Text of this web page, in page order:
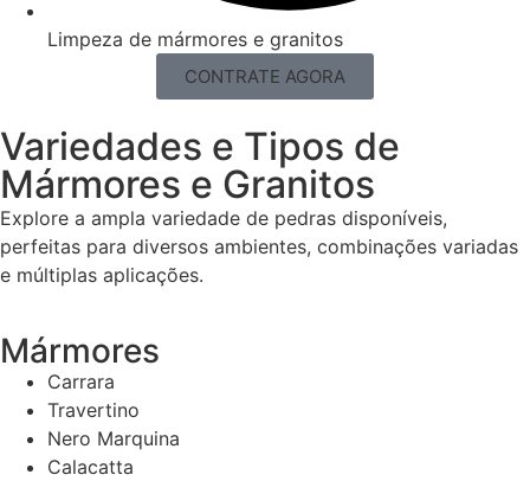
Limpeza de mármores e granitos
CONTRATE AGORA
Variedades e Tipos de
Mármores e Granitos
Explore a ampla variedade de pedras disponíveis,
perfeitas para diversos ambientes, combinações variadas
e múltiplas aplicações.
Mármores
Carrara
Travertino
Nero Marquina
Calacatta